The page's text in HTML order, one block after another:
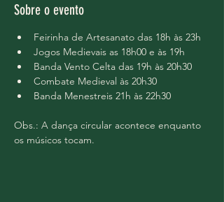
Sobre o evento
Feirinha de Artesanato das 18h às 23h
Jogos Medievais as 18h00 e às 19h
Banda Vento Celta das 19h às 20h30
Combate Medieval às 20h30
Banda Menestreis 21h às 22h30
Obs.: A dança circular acontece enquanto
os músicos tocam.